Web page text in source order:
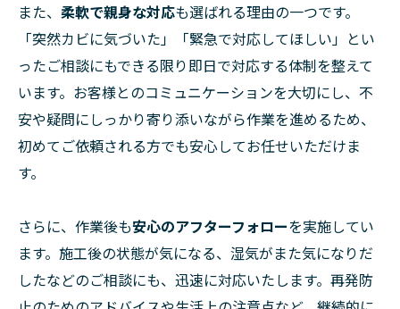
また、 柔軟で親身な対応も選ばれる理由の一つです。
「突然カビに気づいた」「緊急で対応してほしい」とい
ったご相談にもできる限り即日で対応する体制を整えて
います。お客様とのコミュニケーションを大切にし、不
安や疑問にしっかり寄り添いながら作業を進めるため、
初めてご依頼される方でも安心してお任せいただけま
す。
さらに、作業後も安心のアフターフォローを実施してい
ます。施工後の状態が気になる、湿気がまた気になりだ
したなどのご相談にも、迅速に対応いたします。再発防